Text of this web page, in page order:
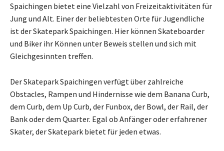
Spaichingen bietet eine Vielzahl von Freizeitaktivitäten für
Jung und Alt. Einer der beliebtesten Orte für Jugendliche
ist der Skatepark Spaichingen. Hier können Skateboarder
und Biker ihr Können unter Beweis stellen und sich mit
Gleichgesinnten treffen.
Der Skatepark Spaichingen verfügt über zahlreiche
Obstacles, Rampen und Hindernisse wie dem Bana­na Curb,
dem Curb, dem Up Curb, der Fun­box, der Bowl, der Rail, der
Bank oder dem Quar­ter. Egal ob Anfänger oder erfahrener
Skater, der Skatepark bietet für jeden etwas.